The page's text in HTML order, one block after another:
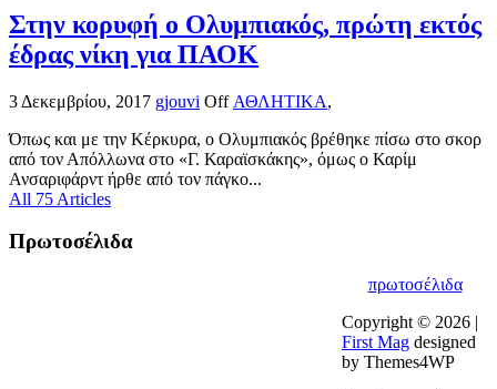
Στην κορυφή ο Ολυμπιακός, πρώτη εκτός
έδρας νίκη για ΠΑΟΚ
3 Δεκεμβρίου, 2017 gjouvi Off ΑΘΛΗΤΙΚΑ,
Όπως και με την Κέρκυρα, ο Ολυμπιακός βρέθηκε πίσω στο σκορ
από τον Απόλλωνα στο «Γ. Καραϊσκάκης», όμως ο Καρίμ
Ανσαριφάρντ ήρθε από τον πάγκο...
All 75 Articles
Πρωτοσέλιδα
πρωτοσέλιδα
Copyright © 2026 |
First Mag designed
by Themes4WP